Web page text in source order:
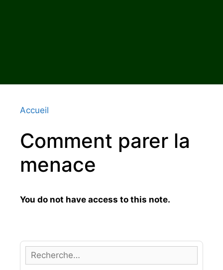
Accueil
Comment parer la
menace
You do not have access to this note.
e